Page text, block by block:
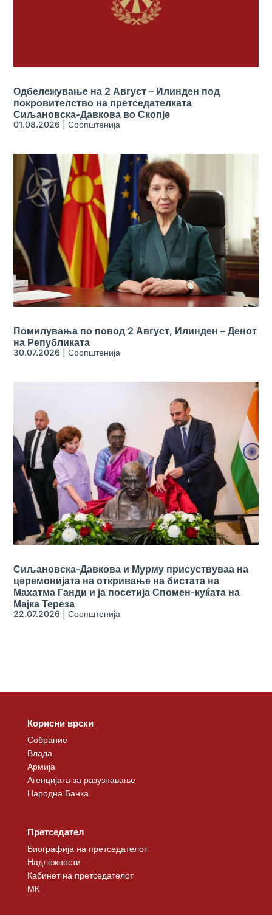
Одбележување на 2 Август – Илинден под
покровителство на претседателката
Сиљановска-Давкова во Скопје
01.08.2026 |Соопштенија
Помилувања по повод 2 Август, Илинден – Денот
на Републиката
30.07.2026 |Соопштенија
Сиљановска-Давкова и Мурму присуствуваа на
церемонијата на откривање на бистата на
Махатма Ганди и ја посетија Спомен-куќата на
Мајка Тереза
22.07.2026 |Соопштенија
Корисни врски
Собрание
Влада
Армија
Агенцијата за разузнавање
Народна Банка
Претседател
Биографија на претседателот
Надлежности
Кабинет на претседателот
МК